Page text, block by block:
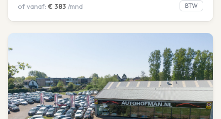
of vanaf: € 383 /mnd BTW